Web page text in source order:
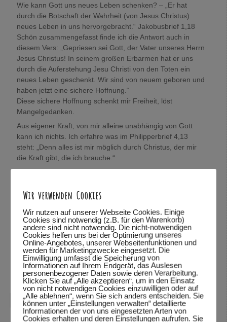
Wie kann Gott uns neues Leben schenken? – „Er hat
durch die Botschaft der Wahrheit (von Jesus Christus)
neues Leben in uns hervorgebracht.“ Jakobusbrief 1,18
Schön zusammengefasst finde ich die Antwort auch in
diesem Vers: „Gepriesen sei Gott, der Vater unseres Herrn
Jesus Christus! In seinem großen Erbarmen hat er uns
durch die Auferstehung Jesu Christi von den Toten ein
neues Leben geschenkt. Wir sind von neuem geboren und
haben jetzt eine sichere Hoffnung.“
Diese sichere Hoffnung schenkt mir Freiheit, löst
Mangelgedanken.
Aus eigener Kraft, von mir alleine unabhängig von Gott
kann ich nichts. Ich erfahre was im Philipperbrief 4,13
steht: „Denn alles ist mir möglich durch Christus, der mir
die Kraft gibt, die ich brauche.“
Herren und ich darf aus Gnade sein Königskind sein.
Sooooo… viele Gedanken, die ich gerne loswerden wollte.
Wolfgang, mich würde sehr interessieren, was Du darüber
denkst.
In Verbundenheit,
Mira
Antworten↓
Wolfgang Dodelsagte am28.10.2015 um 22:08 :
Wir verwenden Cookies
Wir nutzen auf unserer Webseite Cookies. Einige
Cookies sind notwendig (z.B. für den Warenkorb)
andere sind nicht notwendig. Die nicht-notwendigen
Cookies helfen uns bei der Optimierung unseres
Online-Angebotes, unserer Webseitenfunktionen und
werden für Marketingzwecke eingesetzt. Die
Einwilligung umfasst die Speicherung von
Informationen auf Ihrem Endgerät, das Auslesen
personenbezogener Daten sowie deren Verarbeitung.
Klicken Sie auf „Alle akzeptieren“, um in den Einsatz
von nicht notwendigen Cookies einzuwilligen oder auf
„Alle ablehnen“, wenn Sie sich anders entscheiden. Sie
können unter „Einstellungen verwalten“ detaillierte
Informationen der von uns eingesetzten Arten von
Cookies erhalten und deren Einstellungen aufrufen. Sie